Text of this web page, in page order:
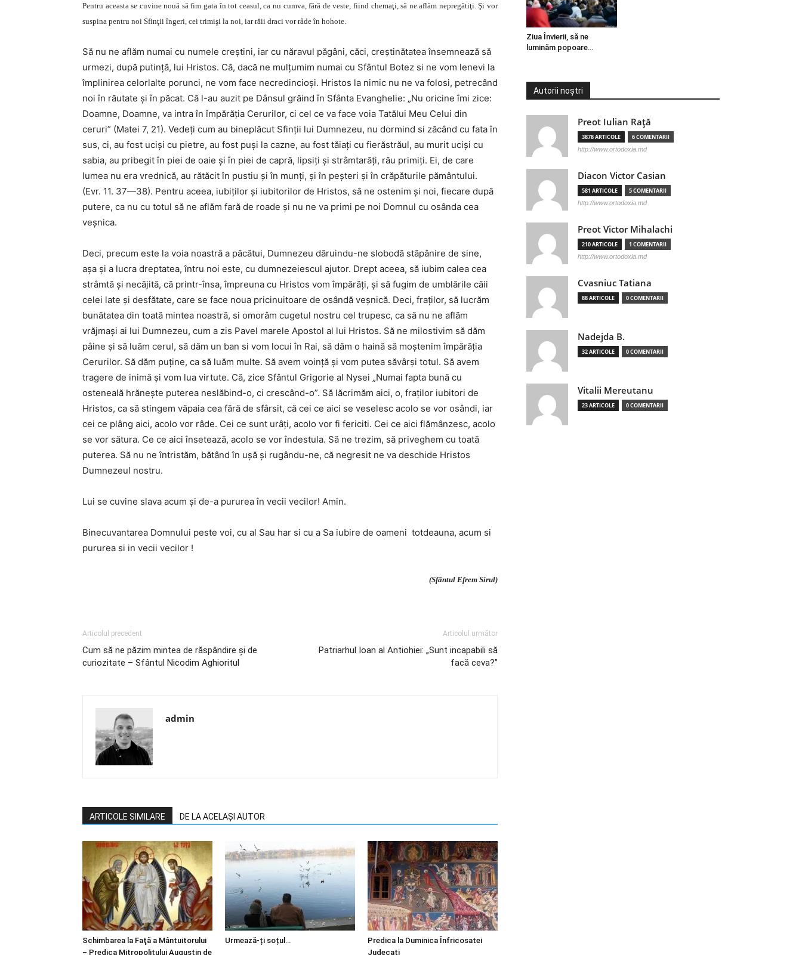
Pentru aceasta se cuvine nouă să fim gata în tot ceasul, ca nu cumva, fără de veste, fiind chemaţi, să ne aflăm nepregătiţi. Şi vor
suspina pentru noi Sfinţii îngeri, cei trimişi la noi, iar răii draci vor râde în hohote.
Să nu ne aflăm numai cu numele creştini, iar cu năravul păgâni, căci, creştinătatea însemnează să
urmezi, după putinţă, lui Hristos. Că, dacă ne mulţumim numai cu Sfântul Botez si ne vom lenevi la
împlinirea celorlalte porunci, ne vom face necredincioşi. Hristos la nimic nu ne va folosi, petrecând
noi în răutate şi în păcat. Că l-au auzit pe Dânsul grăind în Sfânta Evanghelie: „Nu oricine îmi zice:
Doamne, Doamne, va intra în împărăţia Cerurilor, ci cel ce va face voia Tatălui Meu Celui din
ceruri” (Matei 7, 21). Vedeţi cum au bineplăcut Sfinţii lui Dumnezeu, nu dormind si zăcând cu fata în
sus, ci, au fost ucişi cu pietre, au fost puşi la cazne, au fost tăiaţi cu fierăstrăul, au murit ucişi cu
sabia, au pribegit în piei de oaie şi în piei de capră, lipsiţi şi strâmtarăţi, rău primiţi. Ei, de care
lumea nu era vrednică, au rătăcit în pustiu şi în munţi, şi în peşteri şi în crăpăturile pământului.
(Evr. 11. 37—38). Pentru aceea, iubiţilor şi iubitorilor de Hristos, să ne ostenim şi noi, fiecare după
putere, ca nu cu totul să ne aflăm fară de roade şi nu ne va primi pe noi Domnul cu osânda cea
veşnica.
Deci, precum este la voia noastră a păcătui, Dumnezeu dăruindu-ne slobodă stăpânire de sine,
aşa şi a lucra dreptatea, întru noi este, cu dumnezeiescul ajutor. Drept aceea, să iubim calea cea
strâmtă şi necăjită, că printr-însa, împreuna cu Hristos vom împărăţi, şi să fugim de umblările căii
celei late şi desfătate, care se face noua pricinuitoare de osândă veşnică. Deci, fraţilor, să lucrăm
bunătatea din toată mintea noastră, si omorâm cugetul nostru cel trupesc, ca să nu ne aflăm
vrăjmaşi ai lui Dumnezeu, cum a zis Pavel marele Apostol al lui Hristos. Să ne milostivim să dăm
pâine şi să luăm cerul, să dăm un ban si vom locui în Rai, să dăm o haină să moştenim împărăţia
Cerurilor. Să dăm puţine, ca să luăm multe. Să avem voinţă şi vom putea săvârşi totul. Să avem
tragere de inimă şi vom lua virtute. Că, zice Sfântul Grigorie al Nysei „Numai fapta bună cu
osteneală hrăneşte puterea neslăbind-o, ci crescând-o”. Să lăcrimăm aici, o, fraţilor iubitori de
Hristos, ca să stingem văpaia cea fără de sfârsit, că cei ce aici se veselesc acolo se vor osândi, iar
cei ce plâng aici, acolo vor râde. Cei ce sunt urâţi, acolo vor fi fericiti. Cei ce aici flămânzesc, acolo
se vor sătura. Ce ce aici însetează, acolo se vor îndestula. Să ne trezim, să priveghem cu toată
puterea. Să nu ne întristăm, bătând în uşă şi rugându-ne, că negresit ne va deschide Hristos
Dumnezeul nostru.
Lui se cuvine slava acum şi de-a pururea în vecii vecilor! Amin.
Binecuvantarea Domnului peste voi, cu al Sau har si cu a Sa iubire de oameni totdeauna, acum si
pururea si in vecii vecilor !
(Sfântul Efrem Sirul)
Articolul precedent
Cum să ne păzim mintea de răspândire și de
curiozitate – Sfântul Nicodim Aghioritul
Articolul următor
Patriarhul Ioan al Antiohiei: „Sunt incapabili să
facă ceva?”
admin
ARTICOLE SIMILARE DE LA ACELAȘI AUTOR
Schimbarea la Faţă a Mântuitorului
– Predica Mitropolitului Augustin de
Urmează-ți soțul…
Predica la Duminica Înfricosatei
Judecati
Ziua Învierii, să ne
luminăm popoare…
Autorii noștri
Preot Iulian Raţă
3878 ARTICOLE 6 COMENTARII
http://www.ortodoxia.md
Diacon Victor Casian
581 ARTICOLE 5 COMENTARII
http://www.ortodoxia.md
Preot Victor Mihalachi
210 ARTICOLE 1 COMENTARII
http://www.ortodoxia.md
Cvasniuc Tatiana
88 ARTICOLE 0 COMENTARII
Nadejda B.
32 ARTICOLE 0 COMENTARII
Vitalii Mereutanu
23 ARTICOLE 0 COMENTARII